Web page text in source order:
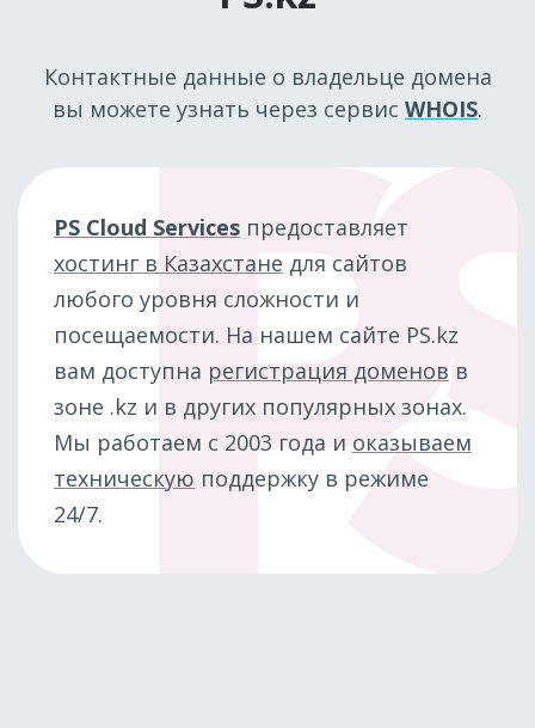
Контактные данные о владельце домена
вы можете узнать через сервис WHOIS.
PS Cloud Services предоставляет
хостинг в Казахстане для сайтов
любого уровня сложности и
посещаемости. На нашем сайте PS.kz
вам доступна регистрация доменов в
зоне .kz и в других популярных зонах.
Мы работаем с 2003 года и оказываем
техническую поддержку в режиме
24/7.